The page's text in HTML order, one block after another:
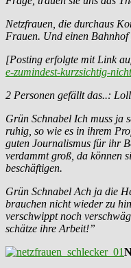
Netzfrauen, die durchaus
Frauen. Und einen
[Posting erfolgte mit Link
e-zumindest-kurzsichtig-
2 Personen gefällt das..:
Grün Schnabel Ich muss ja
ruhig, so wie es in ihrem
guten Journalismus für ihr
verdammt groß, da können
beschäftigen.
Grün Schnabel Ach ja die
brauchen nicht wieder zu
verschwippt noch
schätze ihre Arbeit!”